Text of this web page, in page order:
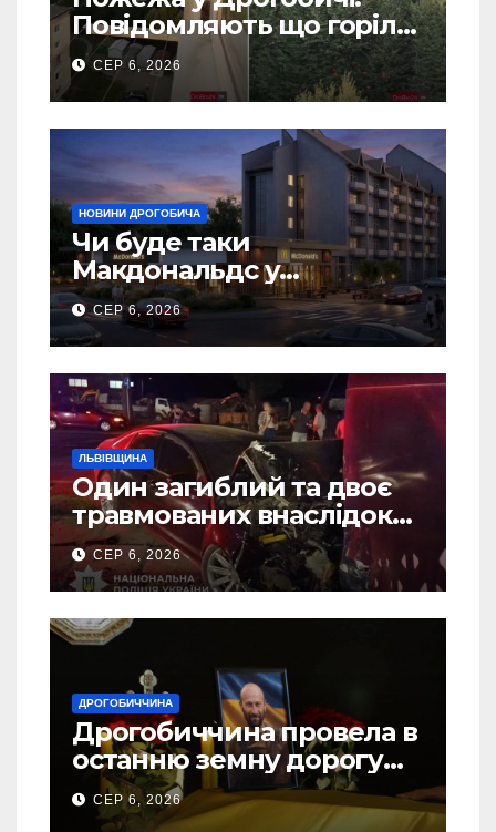
Повідомляють що горіло
5 гаражів (Відео)
СЕР 6, 2026
НОВИНИ ДРОГОБИЧА
Чи буде таки
Макдональдс у
Дрогобичі? (Фото)
СЕР 6, 2026
ЛЬВІВЩИНА
Один загиблий та двоє
травмованих внаслідок
ДТП на Самбірщині
СЕР 6, 2026
ДРОГОБИЧЧИНА
Дрогобиччина провела в
останню земну дорогу
свого Захисника – Олега
Торського
СЕР 6, 2026